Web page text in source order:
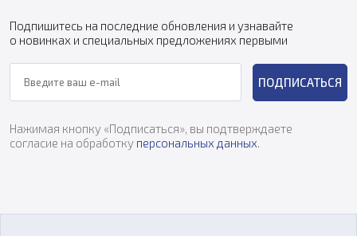
Подпишитесь на последние обновления и узнавайте
о новинках и специальных предложениях первыми
ПОДПИСАТЬСЯ
Нажимая кнопку «Подписаться», вы подтверждаете
согласие на обработку персональных данных.